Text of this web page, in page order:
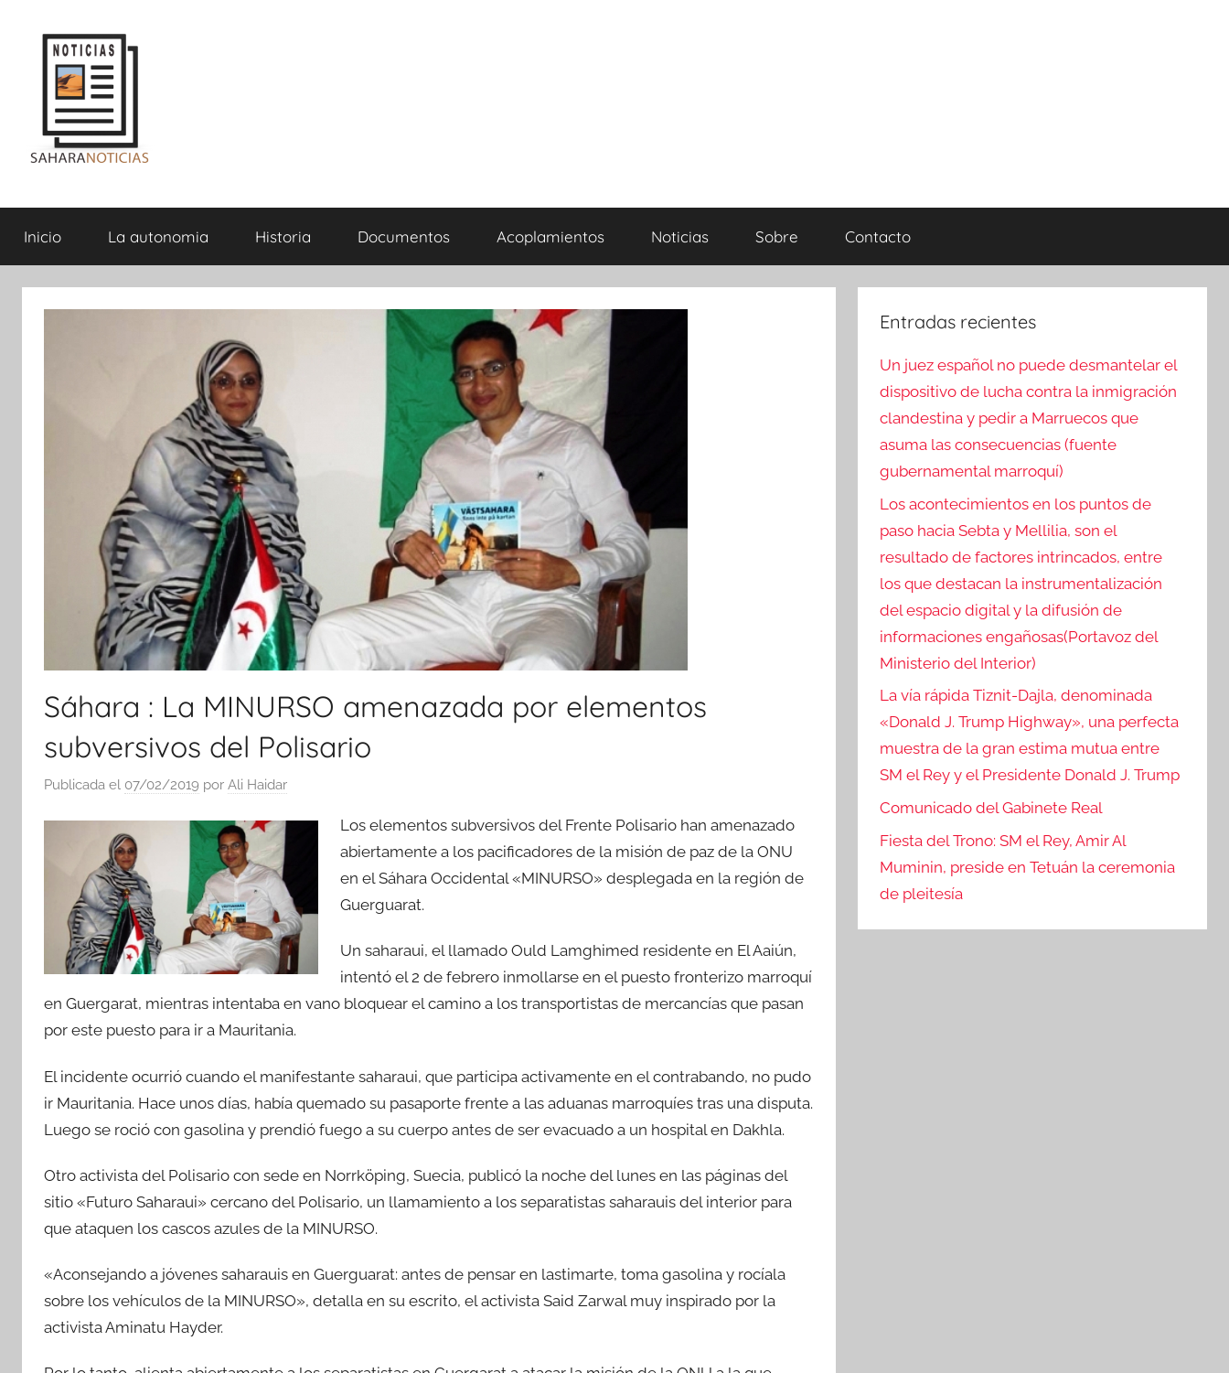
contenido
Sahara
Noticias
Inicio La autonomia Historia Documentos Acoplamientos Noticias Sobre Contacto
Sáhara : La MINURSO amenazada por elementos
subversivos del Polisario
Publicada el 07/02/2019 por Ali Haidar
Los elementos subversivos del Frente Polisario han amenazado
abiertamente a los pacificadores de la misión de paz de la ONU
en el Sáhara Occidental «MINURSO» desplegada en la región de
Guerguarat.
Un saharaui, el llamado Ould Lamghimed residente en El Aaiún,
intentó el 2 de febrero inmollarse en el puesto fronterizo marroquí
en Guergarat, mientras intentaba en vano bloquear el camino a los transportistas de mercancías que pasan
por este puesto para ir a Mauritania.
El incidente ocurrió cuando el manifestante saharaui, que participa activamente en el contrabando, no pudo
ir Mauritania. Hace unos días, había quemado su pasaporte frente a las aduanas marroquíes tras una disputa.
Luego se roció con gasolina y prendió fuego a su cuerpo antes de ser evacuado a un hospital en Dakhla.
Otro activista del Polisario con sede en Norrköping, Suecia, publicó la noche del lunes en las páginas del
sitio «Futuro Saharaui» cercano del Polisario, un llamamiento a los separatistas saharauis del interior para
que ataquen los cascos azules de la MINURSO.
«Aconsejando a jóvenes saharauis en Guerguarat: antes de pensar en lastimarte, toma gasolina y rocíala
sobre los vehículos de la MINURSO», detalla en su escrito, el activista Said Zarwal muy inspirado por la
activista Aminatu Hayder.
Entradas recientes
Un juez español no puede desmantelar el
dispositivo de lucha contra la inmigración
clandestina y pedir a Marruecos que
asuma las consecuencias (fuente
gubernamental marroquí)
Los acontecimientos en los puntos de
paso hacia Sebta y Mellilia, son el
resultado de factores intrincados, entre
los que destacan la instrumentalización
del espacio digital y la difusión de
informaciones engañosas(Portavoz del
Ministerio del Interior)
La vía rápida Tiznit-Dajla, denominada
«Donald J. Trump Highway», una perfecta
muestra de la gran estima mutua entre
SM el Rey y el Presidente Donald J. Trump
Comunicado del Gabinete Real
Fiesta del Trono: SM el Rey, Amir Al
Muminin, preside en Tetuán la ceremonia
de pleitesía